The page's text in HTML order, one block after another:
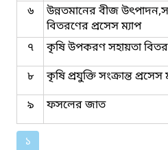
৬
উন্নতমানের বীজ
বিতরণের প্রসেস ম্যাপ
৭
কৃষি উপকরণ সহায়তা
৮
কৃষি প্রযুক্তি সংক্রান্ত প্রসেস
৯
ফসলের জাত
১